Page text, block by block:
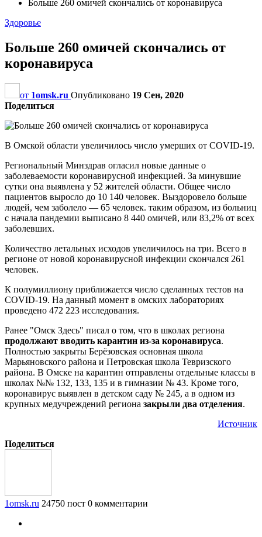
Больше 260 омичей скончались от коронавируса
Здоровье
Больше 260 омичей скончались от
коронавируса
от 1omsk.ru Опубликовано 19 Сен, 2020
Поделиться
В Омской области увеличилось число умерших от COVID-19.
Региональный Минздрав огласил новые данные о
заболеваемости коронавирусной инфекцией. За минувшие
сутки она выявлена у 52 жителей области. Общее число
пациентов выросло до 10 140 человек. Выздоровело больше
людей, чем заболело — 65 человек. таким образом, из больниц
с начала пандемии выписано 8 440 омичей, или 83,2% от всех
заболевших.
Количество летальных исходов увеличилось на три. Всего в
регионе от новой коронавирусной инфекции скончался 261
человек.
К полумиллиону приближается число сделанных тестов на
COVID-19. На данный момент в омских лабораториях
проведено 472 223 исследования.
Ранее "Омск Здесь" писал о том, что в школах региона
продолжают вводить карантин из-за коронавируса.
Полностью закрыты Берёзовская основная школа
Марьяновского района и Петровская школа Тевризского
района. В Омске на карантин отправлены отдельные классы в
школах №№ 132, 133, 135 и в гимназии № 43. Кроме того,
коронавирус выявлен в детском саду № 245, а в одном из
крупных медучреждений региона закрыли два отделения.
Источник
Поделиться
1omsk.ru 24750 пост 0 комментарии